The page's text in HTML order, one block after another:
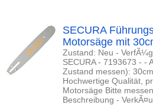
SECURA
Motorsäge mit
Zustand: Neu -
SECURA - 7193673 - -
Zustand messen):
Hochwertige Qualität,
Motorsäge Bitte
Beschreibung -